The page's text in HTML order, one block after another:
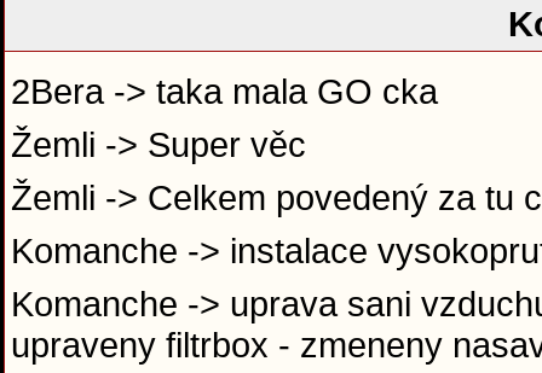
2Bera -> taka mala GO cka
Žemli -> Super věc
Žemli -> Celkem povedený za tu
Komanche -> instalace
Komanche -> uprava sani
upraveny filtrbox - zmeneny